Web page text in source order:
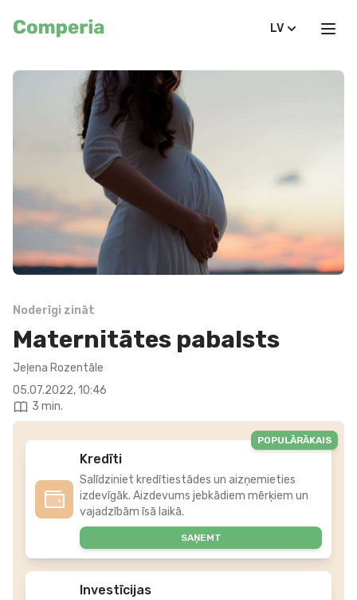
LV
Noderīgi zināt
Maternitātes pabalsts
Jeļena Rozentāle
05.07.2022, 10:46
3 min.
Kredīti
Salīdziniet kredītiestādes un aizņemieties
izdevīgāk. Aizdevums jebkādiem mērķiem un
vajadzībām īsā laikā.
SAŅEMT
POPULĀRĀKAIS
Investīcijas